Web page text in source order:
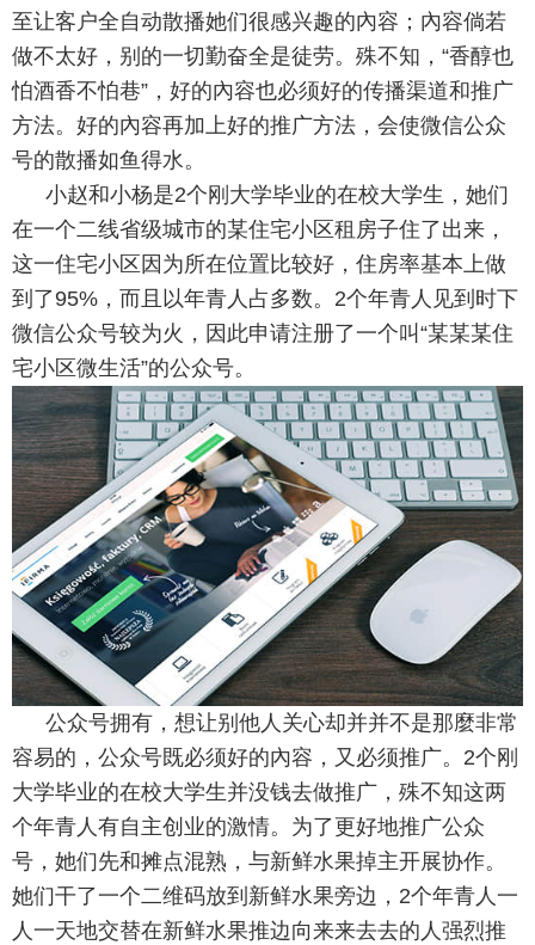
至让客户全自动散播她们很感兴趣的內容；內容倘若
做不太好，别的一切勤奋全是徒劳。殊不知，“香醇也
怕酒香不怕巷”，好的內容也必须好的传播渠道和推广
方法。好的內容再加上好的推广方法，会使微信公众
号的散播如鱼得水。
小赵和小杨是2个刚大学毕业的在校大学生，她们
在一个二线省级城市的某住宅小区租房子住了出来，
这一住宅小区因为所在位置比较好，住房率基本上做
到了95%，而且以年青人占多数。2个年青人见到时下
微信公众号较为火，因此申请注册了一个叫“某某某住
宅小区微生活”的公众号。
公众号拥有，想让别他人关心却并并不是那麼非常
容易的，公众号既必须好的內容，又必须推广。2个刚
大学毕业的在校大学生并没钱去做推广，殊不知这两
个年青人有自主创业的激情。为了更好地推广公众
号，她们先和摊点混熟，与新鲜水果掉主开展协作。
她们干了一个二维码放到新鲜水果旁边，2个年青人一
人一天地交替在新鲜水果推边向来来去去的人强烈推